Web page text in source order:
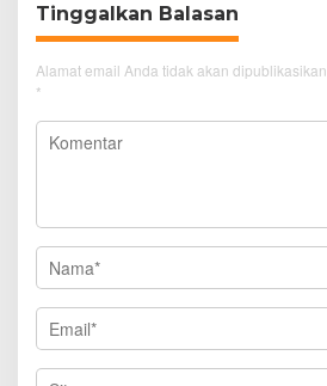
Tinggalkan Balasan
Alamat email Anda tidak akan dipublikasikan.
*